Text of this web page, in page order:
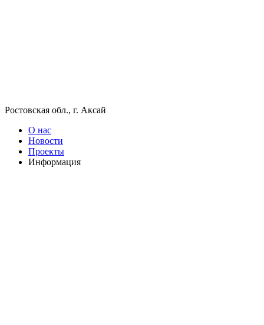
Ростовская обл., г. Аксай
О нас
Новости
Проекты
Информация